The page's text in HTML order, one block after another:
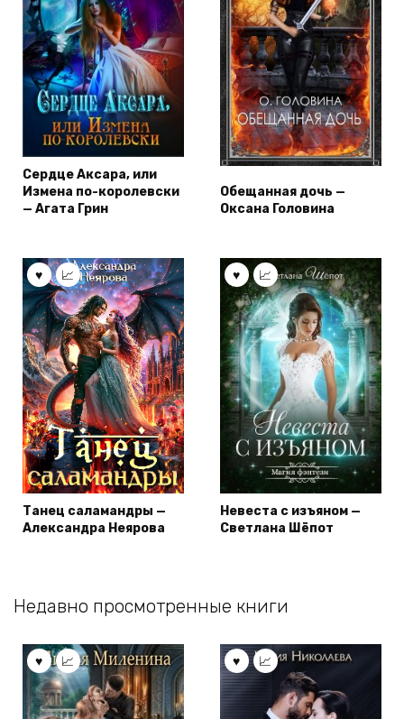
Сердце Аксара, или
Измена по-королевски
— Агата Грин
Обещанная дочь —
Оксана Головина
Танец саламандры —
Александра Неярова
Невеста с изъяном —
Светлана Шёпот
Недавно просмотренные книги